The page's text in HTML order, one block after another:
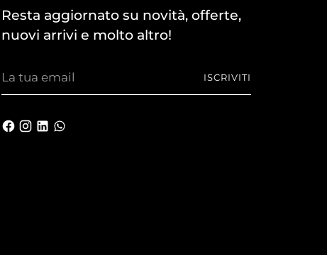
Resta aggiornato su novità, offerte,
nuovi arrivi e molto altro!
tua
ISCRIVITI